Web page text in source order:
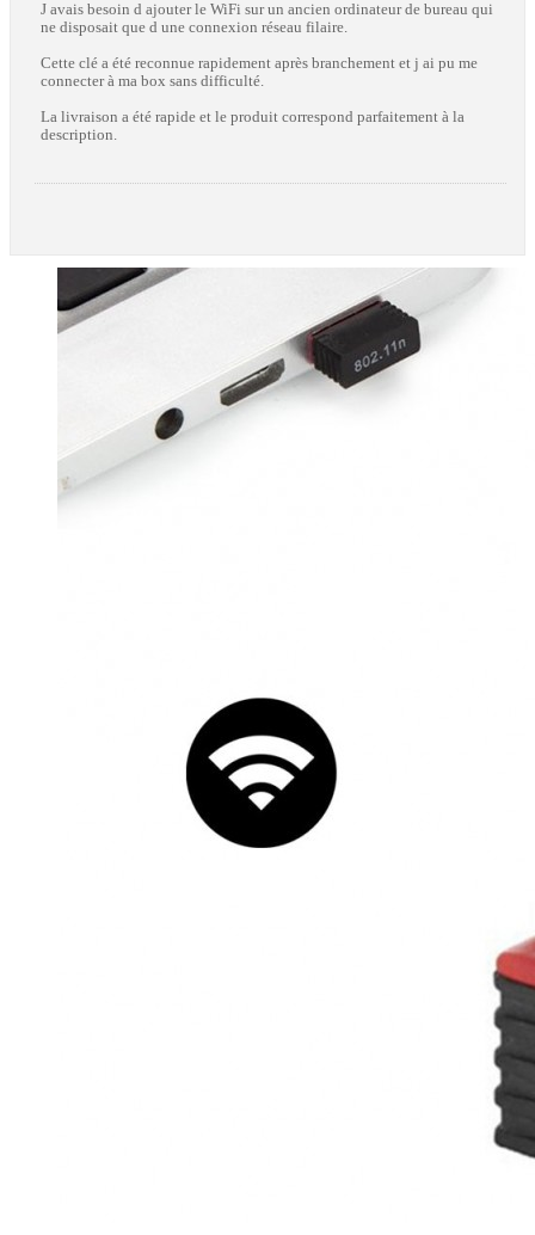
J avais besoin d ajouter le WiFi sur un ancien ordinateur de bureau qui
ne disposait que d une connexion réseau filaire.
Cette clé a été reconnue rapidement après branchement et j ai pu me
connecter à ma box sans difficulté.
La livraison a été rapide et le produit correspond parfaitement à la
description.